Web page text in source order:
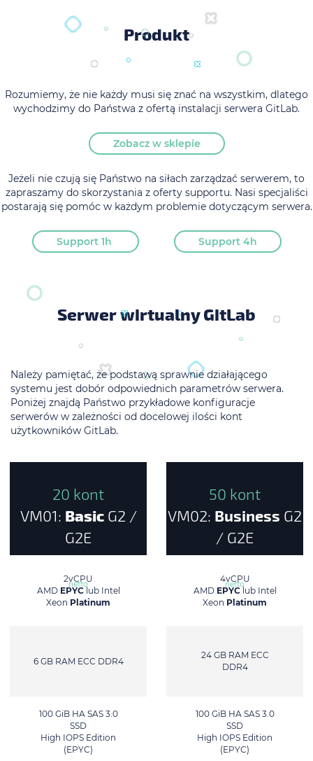
Produkt
Rozumiemy, że nie każdy musi się znać na wszystkim, dlatego
wychodzimy do Państwa z ofertą instalacji serwera GitLab.
Zobacz w sklepie
Jeżeli nie czują się Państwo na siłach zarządzać serwerem, to
zapraszamy do skorzystania z oferty supportu. Nasi specjaliści
postarają się pomóc w każdym problemie dotyczącym serwera.
Support 1h Support 4h
Serwer wirtualny GitLab
Należy pamiętać, że podstawą sprawnie działającego
systemu jest dobór odpowiednich parametrów serwera.
Poniżej znajdą Państwo przykładowe konfiguracje
serwerów w zależności od docelowej ilości kont
użytkowników GitLab.
20 kont
VM01: BasicG2 /
G2E
132 zł/mc
netto
2vCPU
AMD EPYClub Intel
Xeon Platinum
6 GB RAM ECC DDR4
100 GiB HA SAS 3.0
SSD
High IOPS Edition
(EPYC)
50 kont
VM02: Business G2
/ G2E
354 zł/mc
netto
4vCPU
AMD EPYClub Intel
Xeon Platinum
24 GB RAM ECC
DDR4
100 GiB HA SAS 3.0
SSD
High IOPS Edition
(EPYC)